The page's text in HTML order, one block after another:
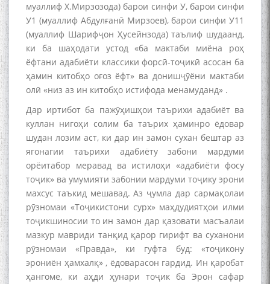
муаллиф Х.Мирзозода) барои синфи У, барои синфи
У1 (муаллиф Абдулғанӣ Мирзоев), барои синфи У11
(муаллиф Шарифҷон Ҳусейнзода) таълиф шудаанд,
ки ба шаҳодати устод «ба мактаби миёна роҳ
ёфтани адабиёти классики форсӣ-тоҷикӣ асосан ба
ҳамин китобҳо оғоз ёфт» ва донишҷӯёни мактаби
олӣ «низ аз ин китобҳо истифода менамуданд» .
Дар иртибот ба пажӯҳишҳои таърихи адабиёт ва
куллан нигоҳи солим ба таърих ҳаминро ёдовар
шудан лозим аст, ки дар ин замон сухан бештар аз
ягонагии таърихи адабиёту забони мардуми
орёитабор меравад ва истилоҳи «адабиёти фосу
тоҷик» ва умумияти забонии мардуми тоҷику эрони
махсус таъкид мешавад. Аз ҷумла дар сармақолаи
рӯзномаи «Тоҷикистони сурх» маҳдудиятҳои илми
тоҷикшиносии то ин замон дар қазовати масъалаи
мазкур мавриди танқид қарор гирифт ва суханони
рӯзномаи «Правда», ки гуфта буд: «тоҷикону
эрониён ҳамхалқ» , ёдоварасон гардид. Ин қаробат
ҳангоме, ки аҳди ҳунари тоҷик ба Эрон сафар